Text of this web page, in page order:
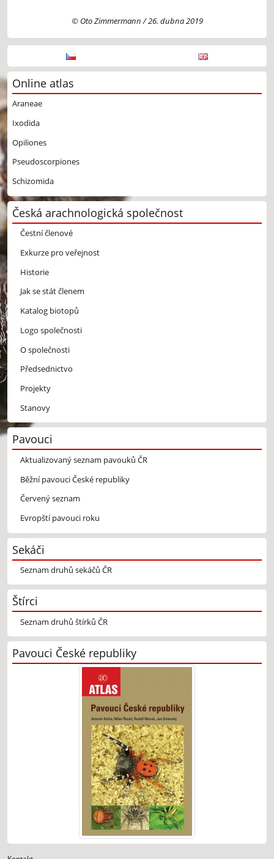
© Oto Zimmermann / 26. dubna 2019
Online atlas
Araneae
Ixodida
Opiliones
Pseudoscorpiones
Schizomida
Česká arachnologická společnost
Čestní členové
Exkurze pro veřejnost
Historie
Jak se stát členem
Katalog biotopů
Logo společnosti
O společnosti
Předsednictvo
Projekty
Stanovy
Pavouci
Aktualizovaný seznam pavouků ČR
Běžní pavouci České republiky
Červený seznam
Evropští pavouci roku
Sekáči
Seznam druhů sekáčů ČR
Štírci
Seznam druhů štírků ČR
Pavouci České republiky